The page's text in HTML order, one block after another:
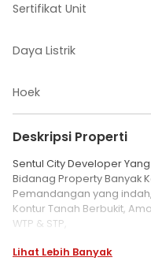
Sertifikat Unit
Daya Listrik
Hoek
Deskripsi Properti
Sentul City Developer
Bidanag Property Banyak
Pemandangan yang
Kontur Tanah Berbukit,
WTP & STP,
Fasilitas Sentul City:
Lihat Lebih Banyak